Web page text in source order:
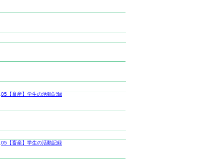
05【畜産】学生の活動記録
05【畜産】学生の活動記録